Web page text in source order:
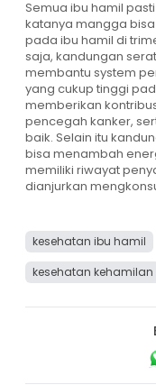
Semua ibu hamil
katanya mangga
pada ibu hamil di
saja, kandungan
membantu system
yang cukup tinggi
memberikan
pencegah kanker,
baik. Selain itu
bisa menambah
memiliki riwayat
dianjurkan
kesehatan ibu hamil
kesehatan kehamilan